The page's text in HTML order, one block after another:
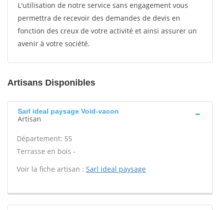
L'utilisation de notre service sans engagement vous
permettra de recevoir des demandes de devis en
fonction des creux de votre activité et ainsi assurer un
avenir à votre société.
Artisans Disponibles
Sarl ideal paysage Void-vacon
Artisan
Département: 55
Terrasse en bois -
Voir la fiche artisan : Sarl ideal paysage